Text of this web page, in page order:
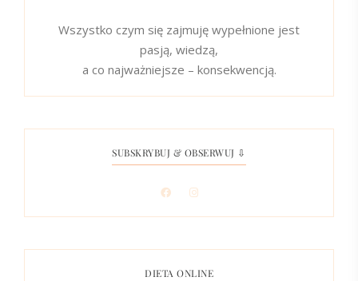
Wszystko czym się zajmuję wypełnione jest
pasją, wiedzą,
a co najważniejsze – konsekwencją.
SUBSKRYBUJ & OBSERWUJ ⇩
DIETA ONLINE